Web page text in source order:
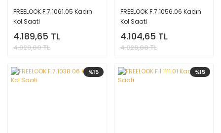
FREELOOK F.7.1061.05 Kadın
Kol Saati
4.189,65 TL
4.929,00 TL
FREELOOK F.7.1056.06 Kadın
Kol Saati
4.104,65 TL
4.829,00 TL
%15 %15